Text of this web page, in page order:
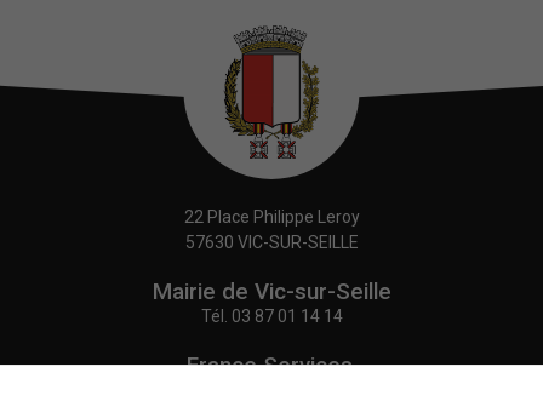
22 Place Philippe Leroy
57630 VIC-SUR-SEILLE
Mairie de Vic-sur-Seille
Tél. 03 87 01 14 14
France Services,